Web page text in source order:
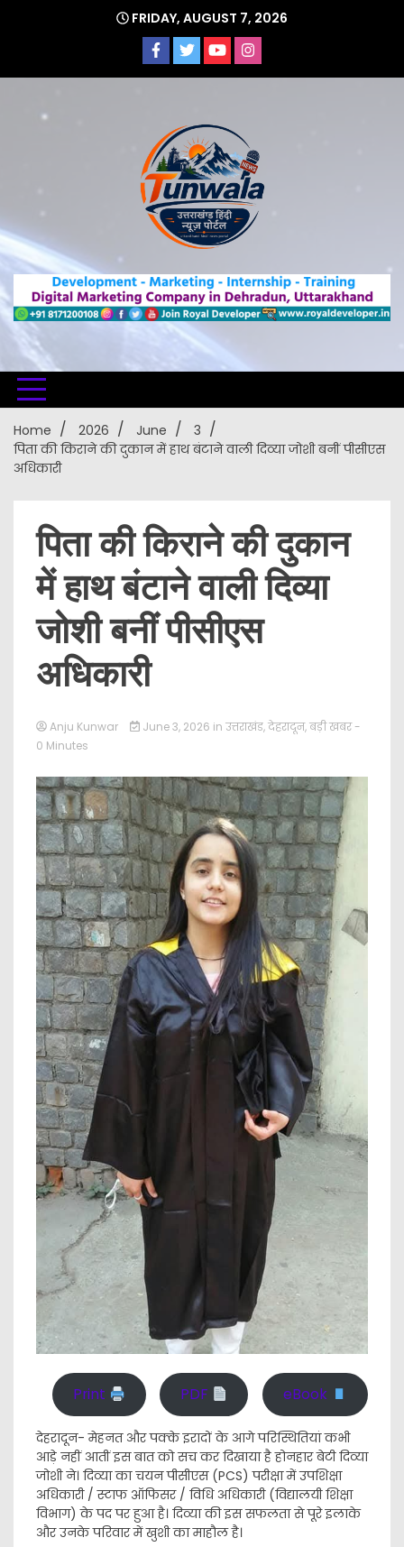
FRIDAY, AUGUST 7, 2026
Uttarakhand Hindi News Portal
Home 2026 June
3
​पिता की किराने की दुकान में हाथ बंटाने वाली दिव्या जोशी बनीं पीसीएस
अधिकारी
​पिता की किराने की दुकान
में हाथ बंटाने वाली दिव्या
जोशी बनीं पीसीएस
अधिकारी
Anju Kunwar June 3, 2026 in उत्तराखंड,देहरादून,बड़ी खबर -
0 Minutes
Print PDF eBook
देहरादून- मेहनत और पक्के इरादों के आगे परिस्थितियां कभी
आड़े नहीं आतीं इस बात को सच कर दिखाया है होनहार बेटी दिव्या
जोशी ने। दिव्या का चयन पीसीएस (PCS) परीक्षा में उपशिक्षा
अधिकारी / स्टाफ ऑफिसर / विधि अधिकारी (विद्यालयी शिक्षा
विभाग) के पद पर हुआ है। दिव्या की इस सफलता से पूरे इलाके
और उनके परिवार में खुशी का माहौल है।